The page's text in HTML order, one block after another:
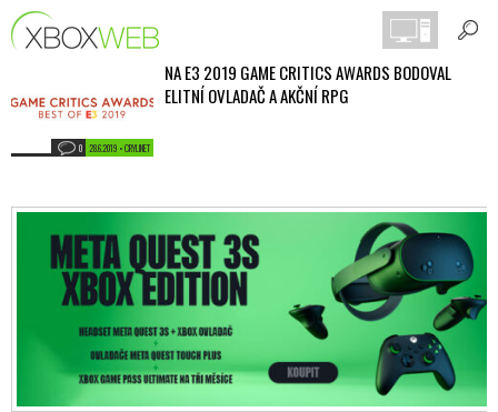
28.6.2019 • CRYLINET
0
NA E3 2019 GAME CRITICS AWARDS BODOVAL
ELITNÍ OVLADAČ A AKČNÍ RPG